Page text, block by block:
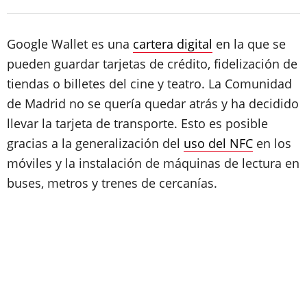
Google Wallet es una cartera digital en la que se
pueden guardar tarjetas de crédito, fidelización de
tiendas o billetes del cine y teatro. La Comunidad
de Madrid no se quería quedar atrás y ha decidido
llevar la tarjeta de transporte. Esto es posible
gracias a la generalización del uso del NFC en los
móviles y la instalación de máquinas de lectura en
buses, metros y trenes de cercanías.